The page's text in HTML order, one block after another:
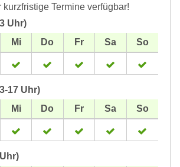
kurzfristige Termine verfügbar!
Uhr)
17 Uhr)